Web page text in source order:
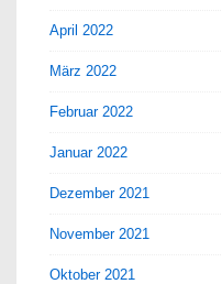
April 2022
März 2022
Februar 2022
Januar 2022
Dezember 2021
November 2021
Oktober 2021